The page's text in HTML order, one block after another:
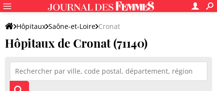
Hôpitaux Saône-et-Loire Cronat
Hôpitaux de Cronat (71140)